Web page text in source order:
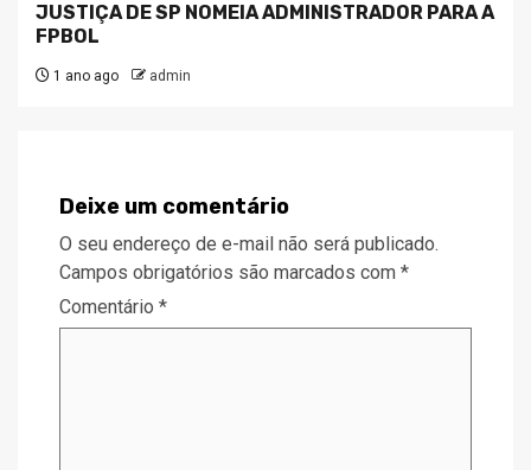
JUSTIÇA DE SP NOMEIA ADMINISTRADOR PARA A
FPBOL
1 ano ago admin
Deixe um comentário
O seu endereço de e-mail não será publicado.
Campos obrigatórios são marcados com *
Comentário *